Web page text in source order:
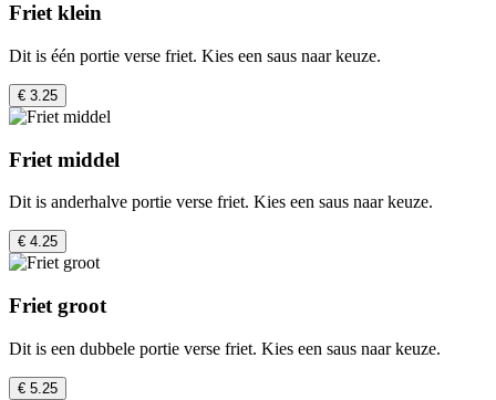
Friet klein
Dit is één portie verse friet. Kies een saus naar keuze.
€ 3.25
Friet middel
Dit is anderhalve portie verse friet. Kies een saus naar keuze.
€ 4.25
Friet groot
Dit is een dubbele portie verse friet. Kies een saus naar keuze.
€ 5.25